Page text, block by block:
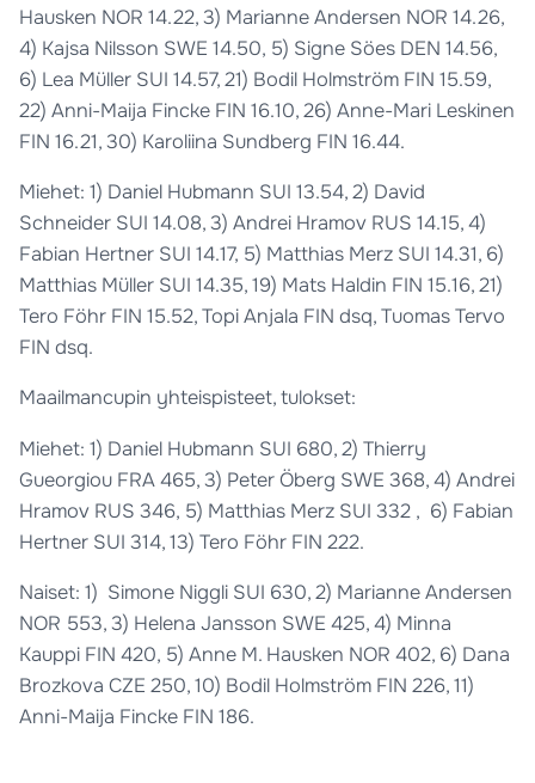
Hausken NOR 14.22, 3) Marianne Andersen NOR 14.26,
4) Kajsa Nilsson SWE 14.50, 5) Signe Söes DEN 14.56,
6) Lea Müller SUI 14.57, 21) Bodil Holmström FIN 15.59,
22) Anni-Maija Fincke FIN 16.10, 26) Anne-Mari Leskinen
FIN 16.21, 30) Karoliina Sundberg FIN 16.44.
Miehet: 1) Daniel Hubmann SUI 13.54, 2) David
Schneider SUI 14.08, 3) Andrei Hramov RUS 14.15, 4)
Fabian Hertner SUI 14.17, 5) Matthias Merz SUI 14.31, 6)
Matthias Müller SUI 14.35, 19) Mats Haldin FIN 15.16, 21)
Tero Föhr FIN 15.52, Topi Anjala FIN dsq, Tuomas Tervo
FIN dsq.
Maailmancupin yhteispisteet, tulokset:
Miehet: 1) Daniel Hubmann SUI 680, 2) Thierry
Gueorgiou FRA 465, 3) Peter Öberg SWE 368, 4) Andrei
Hramov RUS 346, 5) Matthias Merz SUI 332 , 6) Fabian
Hertner SUI 314, 13) Tero Föhr FIN 222.
Naiset: 1) Simone Niggli SUI 630, 2) Marianne Andersen
NOR 553, 3) Helena Jansson SWE 425, 4) Minna
Kauppi FIN 420, 5) Anne M. Hausken NOR 402, 6) Dana
Brozkova CZE 250, 10) Bodil Holmström FIN 226, 11)
Anni-Maija Fincke FIN 186.